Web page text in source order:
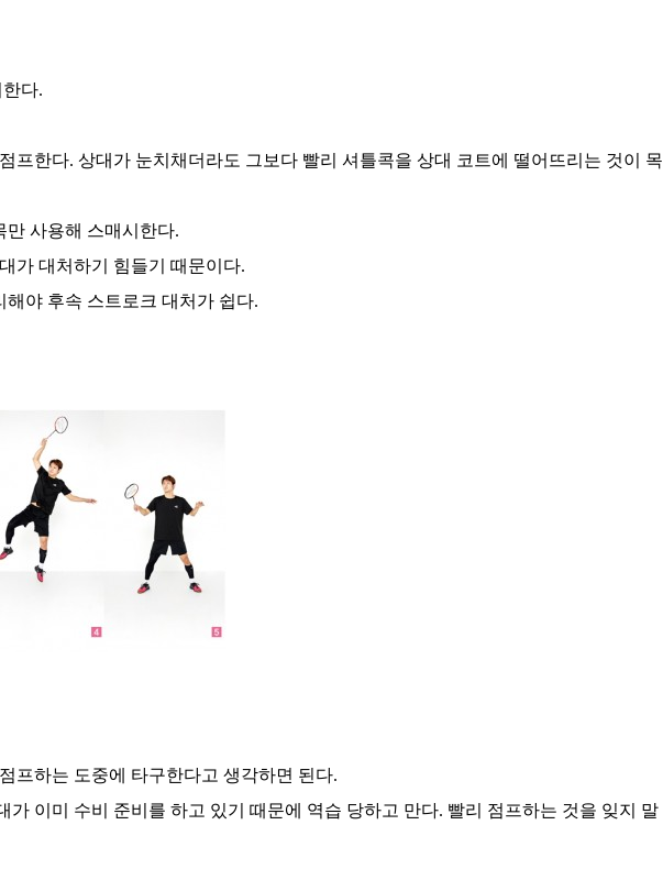
다.
한다. 상대가 눈치채더라도 그보다 빨리 셔틀콕을 상대 코트에 떨어뜨리는 것이 목
사용해 스매시한다.
가 대처하기 힘들기 때문이다.
야 후속 스트로크 대처가 쉽다.
프하는 도중에 타구한다고 생각하면 된다.
이미 수비 준비를 하고 있기 때문에 역습 당하고 만다. 빨리 점프하는 것을 잊지 말